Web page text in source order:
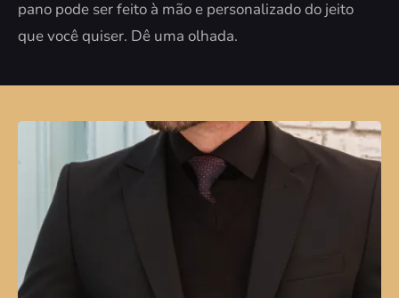
pano pode ser feito à mão e personalizado do jeito
que você quiser. Dê uma olhada.